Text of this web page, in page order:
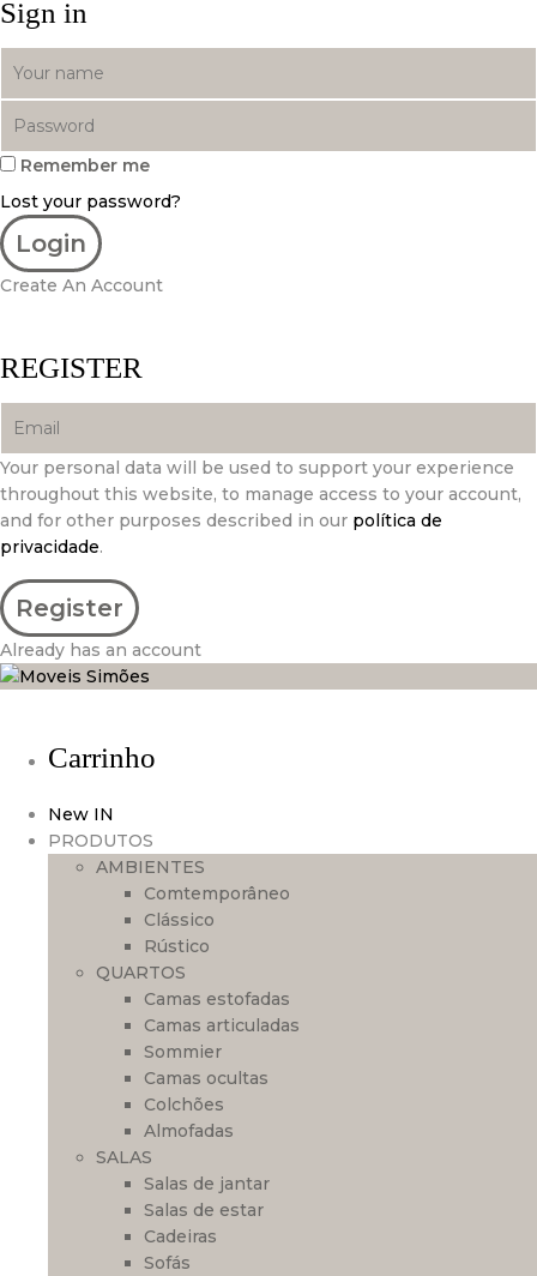
Sign in
Remember me
Lost your password?
Create An Account
REGISTER
Your personal data will be used to support your experience
throughout this website, to manage access to your account,
and for other purposes described in our política de
privacidade.
Already has an account
Carrinho
New IN
PRODUTOS
AMBIENTES
Comtemporâneo
Clássico
Rústico
QUARTOS
Camas estofadas
Camas articuladas
Sommier
Camas ocultas
Colchões
Almofadas
SALAS
Salas de jantar
Salas de estar
Cadeiras
Sofás